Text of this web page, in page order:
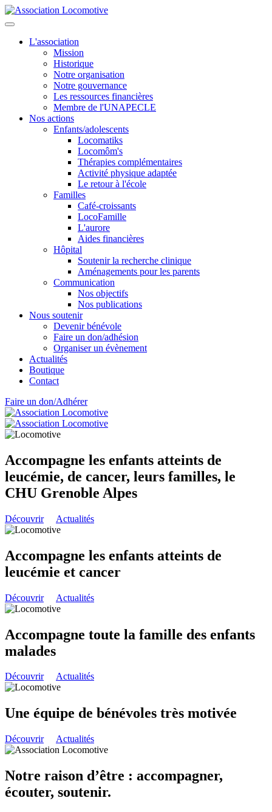
L'association
Mission
Historique
Notre organisation
Notre gouvernance
Les ressources financières
Membre de l'UNAPECLE
Nos actions
Enfants/adolescents
Locomatiks
Locomôm's
Thérapies complémentaires
Activité physique adaptée
Le retour à l'école
Familles
Café-croissants
LocoFamille
L'aurore
Aides financières
Hôpital
Soutenir la recherche clinique
Aménagements pour les parents
Communication
Nos objectifs
Nos publications
Nous soutenir
Devenir bénévole
Faire un don/adhésion
Organiser un évènement
Actualités
Boutique
Contact
Faire un don/Adhérer
Accompagne les enfants atteints de
leucémie, de cancer, leurs familles, le
CHU Grenoble Alpes
Découvrir Actualités
Accompagne les enfants atteints de
leucémie et cancer
Découvrir Actualités
Accompagne toute la famille des enfants
malades
Découvrir Actualités
Une équipe de bénévoles très motivée
Découvrir Actualités
Notre raison d’être : accompagner,
écouter, soutenir.